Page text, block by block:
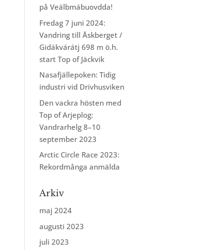
på Veälbmábuovdda!
Fredag 7 juni 2024:
Vandring till Åskberget /
Gidákvárátj 698 m ö.h.
start Top of Jäckvik
Nasafjällepoken: Tidig
industri vid Drivhusviken
Den vackra hösten med
Top of Arjeplog:
Vandrarhelg 8–10
september 2023
Arctic Circle Race 2023:
Rekordmånga anmälda
Arkiv
maj 2024
augusti 2023
juli 2023